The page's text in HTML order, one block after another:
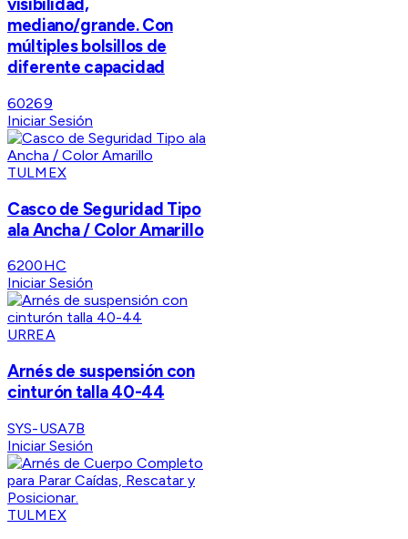
visibilidad,
mediano/grande. Con
múltiples bolsillos de
diferente capacidad
60269
Iniciar Sesión
TULMEX
Casco de Seguridad Tipo
ala Ancha / Color Amarillo
6200HC
Iniciar Sesión
URREA
Arnés de suspensión con
cinturón talla 40-44
SYS-USA7B
Iniciar Sesión
TULMEX